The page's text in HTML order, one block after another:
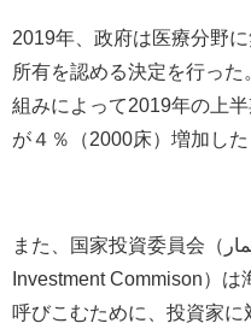
2019年、政府は医療分野
所有を認める決定を行っ
組みによって2019年の上
が４％（2000床）増加した
また、国家投資委員会（الهيئة الوطنية للاستثمار/National
Investment Commison）
呼びこむために、投資家に